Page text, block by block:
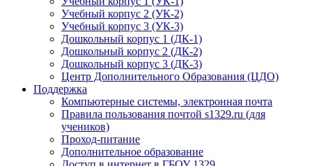
Учебный корпус 2 (УК-2)
Учебный корпус 3 (УК-3)
Дошкольный корпус 1 (ДК-1)
Дошкольный корпус 2 (ДК-2)
Дошкольный корпус 3 (ДК-3)
Центр Дополнительного Образования (ЦДО)
Поддержка
Компьютерные системы, электронная почта
Правила пользования почтой s1329.ru (для
учеников)
Проход-питание
Дополнительное образование